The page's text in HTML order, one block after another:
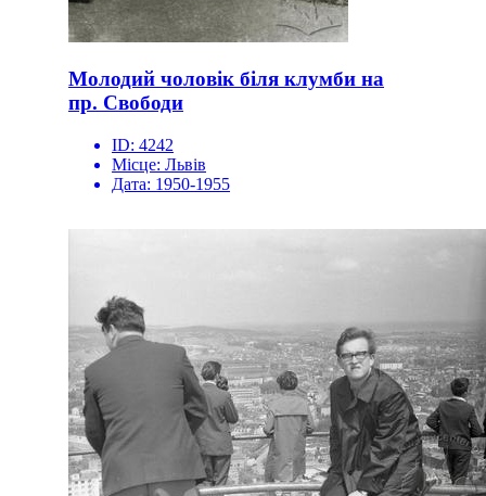
Молодий чоловік біля клумби на
пр. Свободи
ID: 4242
Місце: Львів
Дата: 1950-1955